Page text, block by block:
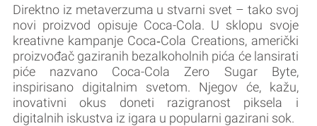
Direktno iz metaverzuma u stvarni svet – tako svoj
novi proizvod opisuje Coca-Cola. U sklopu svoje
kreativne kampanje Coca‑Cola Creations, američki
proizvođač gaziranih bezalkoholnih pića će lansirati
piće nazvano Coca-Cola Zero Sugar Byte,
inspirisano digitalnim svetom. Njegov će, kažu,
inovativni okus doneti razigranost piksela i
digitalnih iskustva iz igara u popularni gazirani sok.